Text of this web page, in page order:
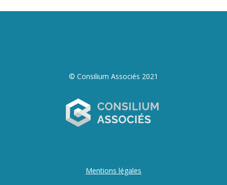
© Consilium Associés 2021
Mentions légales